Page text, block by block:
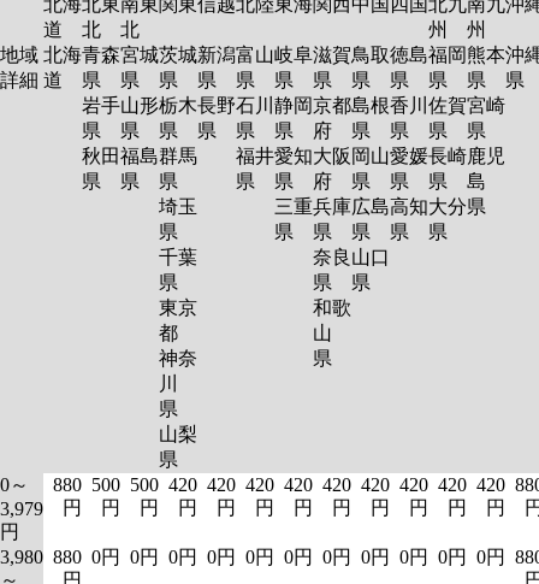
北海
道
北東
北
南東
北
関東信越北陸東海関西中国 四国北九
州
南九
州
沖
地域
詳細
北海
道
青森
県
岩手
県
秋田
県
宮城
県
山形
県
福島
県
茨城
県
栃木
県
群馬
県
埼玉
県
千葉
県
東京
都
神奈
川
県
山梨
県
新潟
県
長野
県
富山
県
石川
県
福井
県
岐阜
県
静岡
県
愛知
県
三重
県
滋賀
県
京都
府
大阪
府
兵庫
県
奈良
県
和歌
山
県
鳥取
県
島根
県
岡山
県
広島
県
山口
県
徳島
県
香川
県
愛媛
県
高知
県
福岡
県
佐賀
県
長崎
県
大分
県
熊本
県
宮崎
県
鹿児
島
県
沖
0～
3,979
円
880
円
500
円
500
円
420
円
420
円
420
円
420
円
420
円
420
円
420
円
420
円
420
円
3,980 880 0円 0円 0円 0円 0円 0円 0円 0円 0円 0円 0円